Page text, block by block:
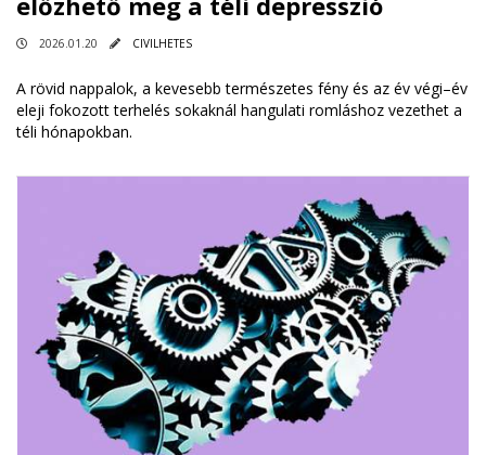
2026.01.20 CIVILHETES
A rövid nappalok, a kevesebb természetes fény és az év végi–év
eleji fokozott terhelés sokaknál hangulati romláshoz vezethet a
téli hónapokban.